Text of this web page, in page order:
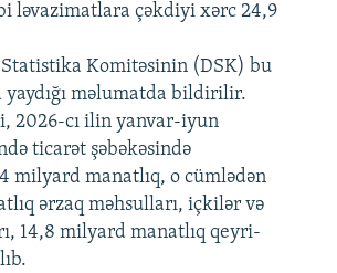
240p 360p 480p
720p 1080p
480p
720p
1080p
ləvazimatlara çəkdiyi xərc 24,9
Statistika Komitəsinin (DSK) bu
məlumatda bildirilir.
2026-cı ilin yanvar-iyun
ticarət şəbəkəsində
milyard manatlıq, o cümlədən
ərzaq məhsulları, içkilər və
14,8 milyard manatlıq qeyri-